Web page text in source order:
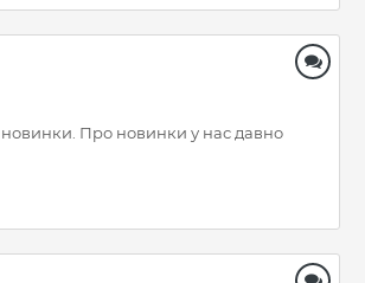
Про новинки у нас давно